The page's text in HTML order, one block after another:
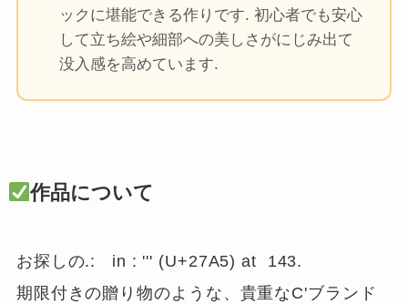
ックに堪能できる作りです. 初心者でも安心
して立ち絵や細部への美しさがにじみ出て
没入感を高めています.
作品について
お探しの.:   in : ''' (U+27A5) at  143.
期限付きの贈り物のような、貴重なC'ブランド